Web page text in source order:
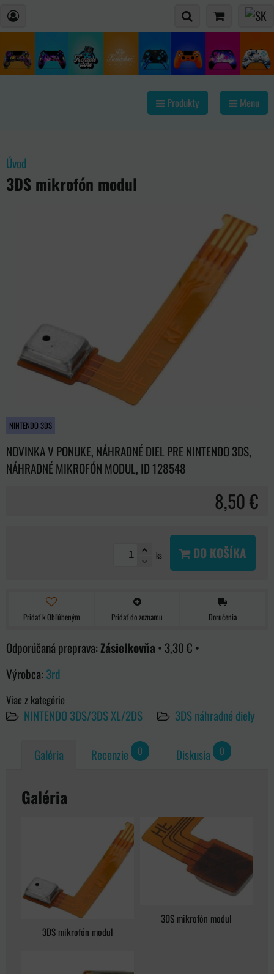
Produkty Menu
Úvod
3DS mikrofón modul
NINTENDO 3DS
NOVINKA V PONUKE, NÁHRADNÉ DIEL PRE NINTENDO 3DS,
NÁHRADNÉ MIKROFÓN MODUL, ID 128548
8,50 €
ks DO KOŠÍKA
Pridať k Obľúbeným Pridať do zoznamu Doručenia
Zásielkovňa• 3,30 € •
Výrobca: 3rd
Viac z kategórie
NINTENDO 3DS/3DS XL/2DS 3DS náhradné diely
Galéria Recenzie 0 Diskusia 0
Galéria
3DS mikrofón modul
3DS mikrofón modul